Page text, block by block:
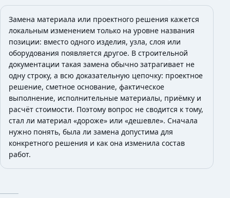
Замена материала или проектного решения кажется
локальным изменением только на уровне названия
позиции: вместо одного изделия, узла, слоя или
оборудования появляется другое. В строительной
документации такая замена обычно затрагивает не
одну строку, а всю доказательную цепочку: проектное
решение, сметное основание, фактическое
выполнение, исполнительные материалы, приёмку и
расчёт стоимости. Поэтому вопрос не сводится к тому,
стал ли материал «дороже» или «дешевле». Сначала
нужно понять, была ли замена допустима для
конкретного решения и как она изменила состав
работ.